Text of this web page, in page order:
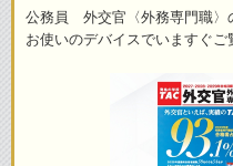
公務員 外交官〈外務専門職〉
お使いのデバイスでいますぐご